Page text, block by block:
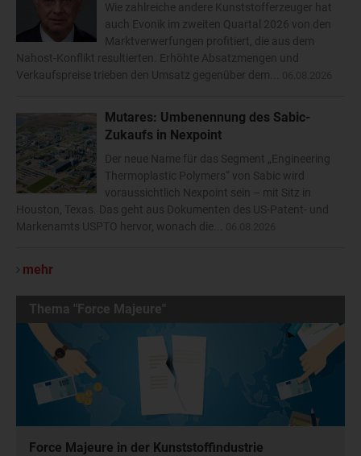
Wie zahlreiche andere Kunststofferzeuger hat
auch Evonik im zweiten Quartal 2026 von den
Marktverwerfungen profitiert, die aus dem
Nahost-Konflikt resultierten. Erhöhte Absatzmengen und
Verkaufspreise trieben den Umsatz gegenüber dem...
Mutares: Umbenennung des Sabic-
Zukaufs in Nexpoint
Der neue Name für das Segment „Engineering
Thermoplastic Polymers“ von Sabic wird
voraussichtlich Nexpoint sein – mit Sitz in
Houston, Texas. Das geht aus Dokumenten des US-Patent- und
Markenamts USPTO hervor, wonach die...
mehr
Thema "Force Majeure"
Force Majeure in der Kunststoffindustrie